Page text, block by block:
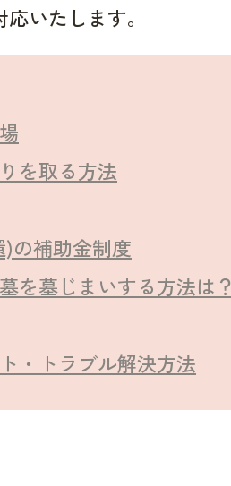
いたします。
を取る方法
の補助金制度
を墓じまいする方法は
・トラブル解決方法